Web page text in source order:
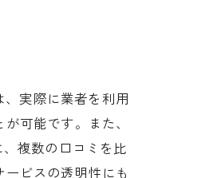
実際に業者を利用
可能です。また、
複数の口コミを比
ビスの透明性にも